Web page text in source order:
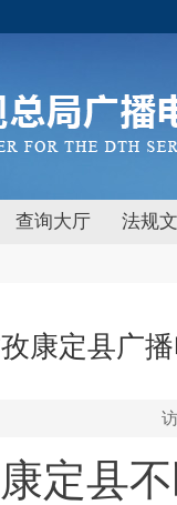
查询大厅 法规
康定县广
定县